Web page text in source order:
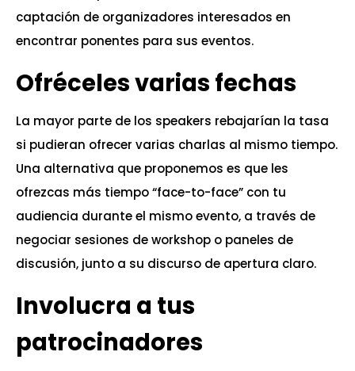
captación de organizadores interesados en
encontrar ponentes para sus eventos.
Ofréceles varias fechas
La mayor parte de los speakers rebajarían la tasa
si pudieran ofrecer varias charlas al mismo tiempo.
Una alternativa que proponemos es que les
ofrezcas más tiempo “face-to-face” con tu
audiencia durante el mismo evento, a través de
negociar sesiones de workshop o paneles de
discusión, junto a su discurso de apertura claro.
Involucra a tus
patrocinadores